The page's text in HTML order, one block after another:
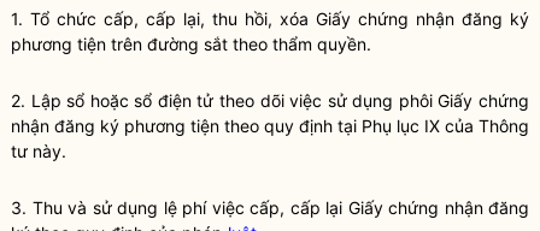
1. Tổ chức cấp, cấp lại, thu hồi, xóa Giấy chứng nhận đăng ký
phương tiện trên đường sắt theo thẩm quyền.
2. Lập sổ hoặc sổ điện tử theo dõi việc sử dụng phôi Giấy chứng
nhận đăng ký phương tiện theo quy định tại Phụ lục IX của Thông
tư này.
3. Thu và sử dụng lệ phí việc cấp, cấp lại Giấy chứng nhận đăng